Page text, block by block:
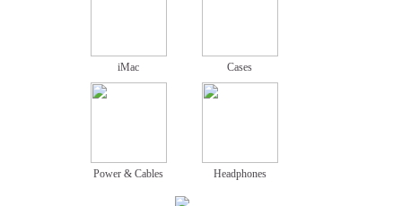
iMac Cases
Power & Cables Headphones